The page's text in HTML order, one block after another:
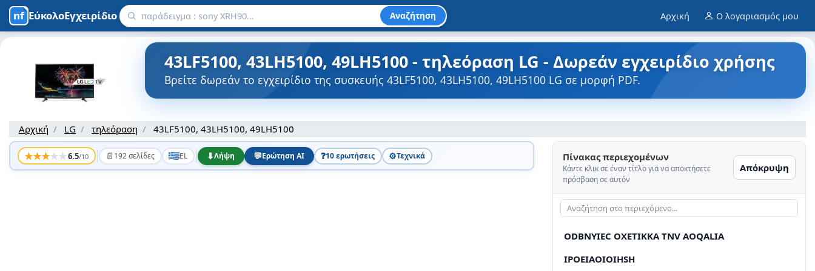
ΕύκολοΕγχειρίδιο Αναζήτηση Αρχική Ο λογαριασμός μου
43LF5100, 43LH5100, 49LH5100 - τηλεόραση LG - Δωρεάν εγχειρίδιο χρήσης
Βρείτε δωρεάν το εγχειρίδιο της συσκευής 43LF5100, 43LH5100, 49LH5100 LG σε μορφή PDF.
Αρχική LG τηλεόραση 43LF5100, 43LH5100, 49LH5100
★★★★★6.5/10 📄 192 σελίδες EL ⬇Λήψη 💬Ερώτηση AI ❓10 ερωτήσεις ⚙️Τεχνικά Πίνακας περιεχομένων
Κάντε κλικ σε έναν τίτλο για να αποκτήσετε
πρόσβαση σε αυτόν
Απόκρυψη
ODBNYIEC OXETIKKA TNV AOQALIA
IPOEIAOIOIHSH